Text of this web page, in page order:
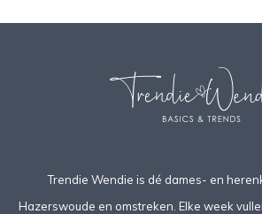
Trendie Wendie is dé dames- en
Hazerswoude en omstreken. Elke week